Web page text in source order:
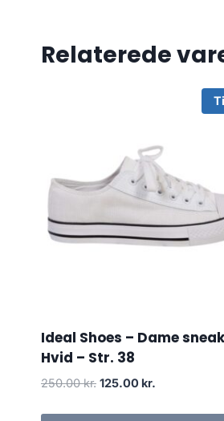
Relaterede
Ideal Shoes – Dame
Hvid – Str. 38
250.00kr. Original
125.00 kr.